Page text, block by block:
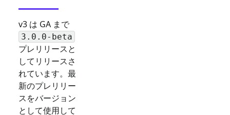
v3 は GA まで
3.0.0-beta
プレリリースと
してリリースさ
れています。最
新のプレリリー
スをバージョン
として使用して